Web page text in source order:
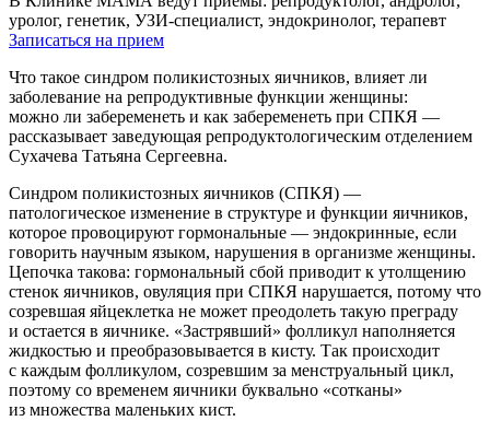
уролог, генетик, УЗИ-специалист, эндокринолог, терапевт
Записаться на прием
Что такое синдром поликистозных яичников, влияет ли
заболевание на репродуктивные функции женщины:
можно ли забеременеть и как забеременеть при СПКЯ —
рассказывает заведующая репродуктологическим отделением
Сухачева Татьяна Сергеевна.
Синдром поликистозных яичников (СПКЯ) —
патологическое изменение в структуре и функции яичников,
которое провоцируют гормональные — эндокринные, если
говорить научным языком, нарушения в организме женщины.
Цепочка такова: гормональный сбой приводит к утолщению
стенок яичников, овуляция при СПКЯ нарушается, потому что
созревшая яйцеклетка не может преодолеть такую преграду
и остается в яичнике. «Застрявший» фолликул наполняется
жидкостью и преобразовывается в кисту. Так происходит
с каждым фолликулом, созревшим за менструальный цикл,
поэтому со временем яичники буквально «сотканы»
из множества маленьких кист.